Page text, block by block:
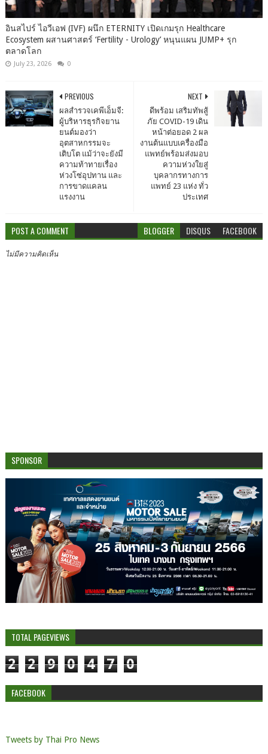
อินสไปร์ ไอวีเอฟ (IVF) ผนึก ETERNITY เปิดเกมรุก Healthcare
Ecosystem ผสานศาสตร์ ‘Fertility - Urology’ หนุนแผน JUMP+ รุก
ตลาดโลก
July 23, 2026 0
NEXT
ดีพร้อม เสริมทัพสู้
ภัย COVID-19 เดิน
หน้าต่อยอด 2 ผล
งานต้นแบบเครื่องมือ
แพทย์พร้อมส่งมอบ
ความห่วงใยสู่
บุคลากรทางการ
แพทย์ 23 แห่ง ทั่ว
ประเทศ
PREVIOUS
ผลสำรวจเคพีเอ็มจี:
ผู้บริหารธุรกิจยาน
ยนต์มองว่า
อุตสาหกรรมจะ
เติบโต แม้ว่าจะยังมี
ความท้าทายเรื่อง
ห่วงโซ่อุปทาน และ
การขาดแคลน
แรงงาน
POST A COMMENT BLOGGER DISQUS FACEBOOK
ไม่มีความคิดเห็น
SPONSOR
TOTAL PAGEVIEWS
2 2 9 0 4 7 0
FACEBOOK
Tweets by Thai Pro News